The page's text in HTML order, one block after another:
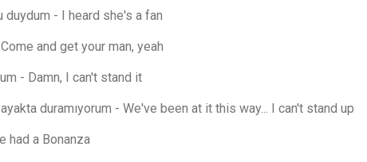
duydum - I heard she's a fan
and get your man, yeah
- Damn, I can't stand it
duramıyorum - We've been at it this way... I can't stand up
had a Bonanza